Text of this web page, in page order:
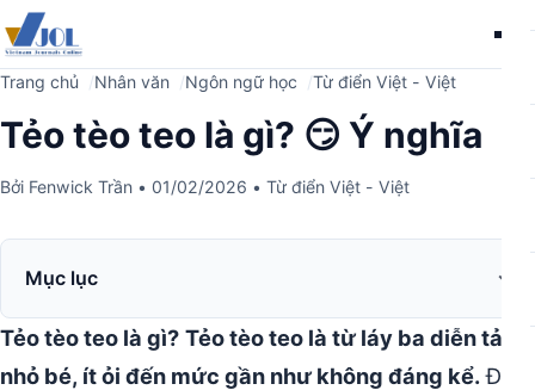
Trang chủ Nhân văn Ngôn ngữ học Từ điển Việt - Việt
Tẻo tèo teo là gì? 😏 Ý nghĩa
Bởi Fenwick Trần • 01/02/2026 • Từ điển Việt - Việt
Mục lục
Tẻo tèo teo là gì? Tẻo tèo teo là từ láy ba diễn tả sự
nhỏ bé, ít ỏi đến mức gần như không đáng kể.Đây